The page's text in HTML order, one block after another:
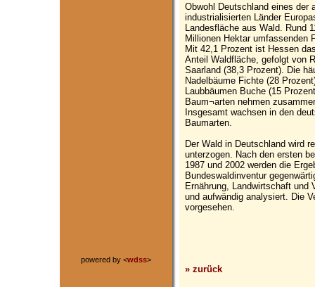
powered by <wdss>
Obwohl Deutschland eines der
industrialisierten Länder
Landesfläche aus Wald. Rund
Millionen Hektar umfassenden
Mit 42,1 Prozent ist Hessen
Anteil Waldfläche, gefolgt von
Saarland (38,3 Prozent). Die
Nadelbäume Fichte (28
Laubbäumen Buche (15
Baum¬arten nehmen
Insgesamt wachsen in den
Baumarten.
Der Wald in Deutschland wird
unterzogen. Nach den ersten
1987 und 2002 werden die
Bundeswaldinventur
Ernährung, Landwirtschaft und
und aufwändig analysiert. Die
vorgesehen.
» zurück